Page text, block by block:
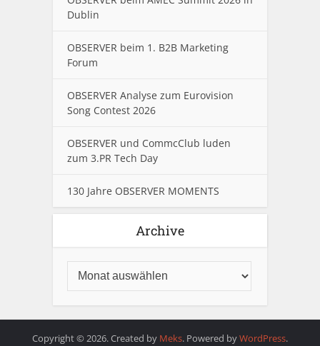
Dublin
OBSERVER beim 1. B2B Marketing
Forum
OBSERVER Analyse zum Eurovision
Song Contest 2026
OBSERVER und CommcClub luden
zum 3.PR Tech Day
130 Jahre OBSERVER MOMENTS
Archive
Copyright © 2026. Created by Meks. Powered byWordPress.